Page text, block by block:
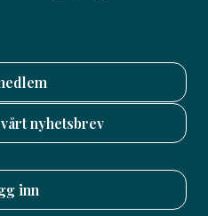
nyhetsbrev
inn